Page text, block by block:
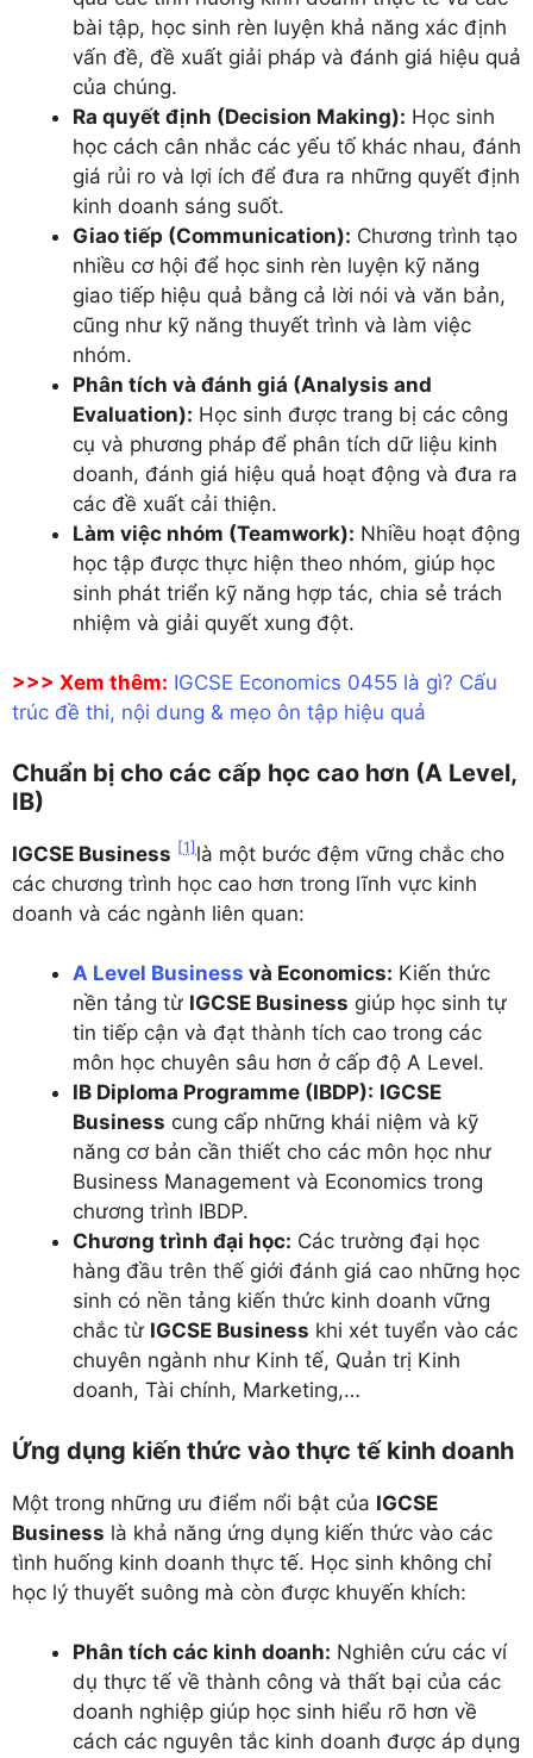
bài tập, học sinh rèn luyện khả năng xác định
vấn đề, đề xuất giải pháp và đánh giá hiệu quả
của chúng.
Ra quyết định (Decision Making): Học sinh
học cách cân nhắc các yếu tố khác nhau, đánh
giá rủi ro và lợi ích để đưa ra những quyết định
kinh doanh sáng suốt.
Giao tiếp (Communication): Chương trình tạo
nhiều cơ hội để học sinh rèn luyện kỹ năng
giao tiếp hiệu quả bằng cả lời nói và văn bản,
cũng như kỹ năng thuyết trình và làm việc
nhóm.
Phân tích và đánh giá (Analysis and
Evaluation): Học sinh được trang bị các công
cụ và phương pháp để phân tích dữ liệu kinh
doanh, đánh giá hiệu quả hoạt động và đưa ra
các đề xuất cải thiện.
Làm việc nhóm (Teamwork): Nhiều hoạt động
học tập được thực hiện theo nhóm, giúp học
sinh phát triển kỹ năng hợp tác, chia sẻ trách
nhiệm và giải quyết xung đột.
>>> Xem thêm: IGCSE Economics 0455 là gì? Cấu
trúc đề thi, nội dung & mẹo ôn tập hiệu quả
Chuẩn bị cho các cấp học cao hơn (A Level,
IB)
IGCSE Business [1] là một bước đệm vững chắc cho
các chương trình học cao hơn trong lĩnh vực kinh
doanh và các ngành liên quan:
A Level Business và Economics: Kiến thức
nền tảng từ IGCSE Business giúp học sinh tự
tin tiếp cận và đạt thành tích cao trong các
môn học chuyên sâu hơn ở cấp độ A Level.
IB Diploma Programme (IBDP): IGCSE
Business cung cấp những khái niệm và kỹ
năng cơ bản cần thiết cho các môn học như
Business Management và Economics trong
chương trình IBDP.
Chương trình đại học: Các trường đại học
hàng đầu trên thế giới đánh giá cao những học
sinh có nền tảng kiến thức kinh doanh vững
chắc từ IGCSE Business khi xét tuyển vào các
chuyên ngành như Kinh tế, Quản trị Kinh
doanh, Tài chính, Marketing,…
Ứng dụng kiến thức vào thực tế kinh doanh
Một trong những ưu điểm nổi bật của IGCSE
Business là khả năng ứng dụng kiến thức vào các
tình huống kinh doanh thực tế. Học sinh không chỉ
học lý thuyết suông mà còn được khuyến khích:
Phân tích các kinh doanh: Nghiên cứu các ví
dụ thực tế về thành công và thất bại của các
doanh nghiệp giúp học sinh hiểu rõ hơn về
cách các nguyên tắc kinh doanh được áp dụng